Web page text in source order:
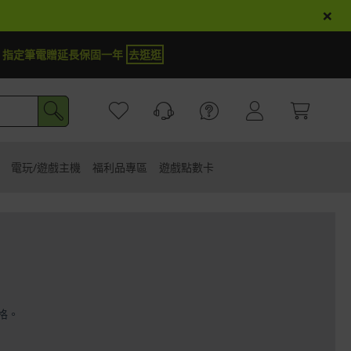
×
定筆電贈延長保固一年 去逛逛
電玩/遊戲主機 福利品專區 遊戲點數卡
。